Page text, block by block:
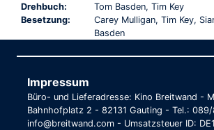
Drehbuch:
Tom Basden, Tim Key
Besetzung:
Carey Mulligan, Tim Key,
Basden
Impressum
Büro- und Lieferadresse: Kino Breitwand -
Bahnhofplatz 2 - 82131 Gauting - Tel.:
info@breitwand.com - Umsatzsteuer ID: